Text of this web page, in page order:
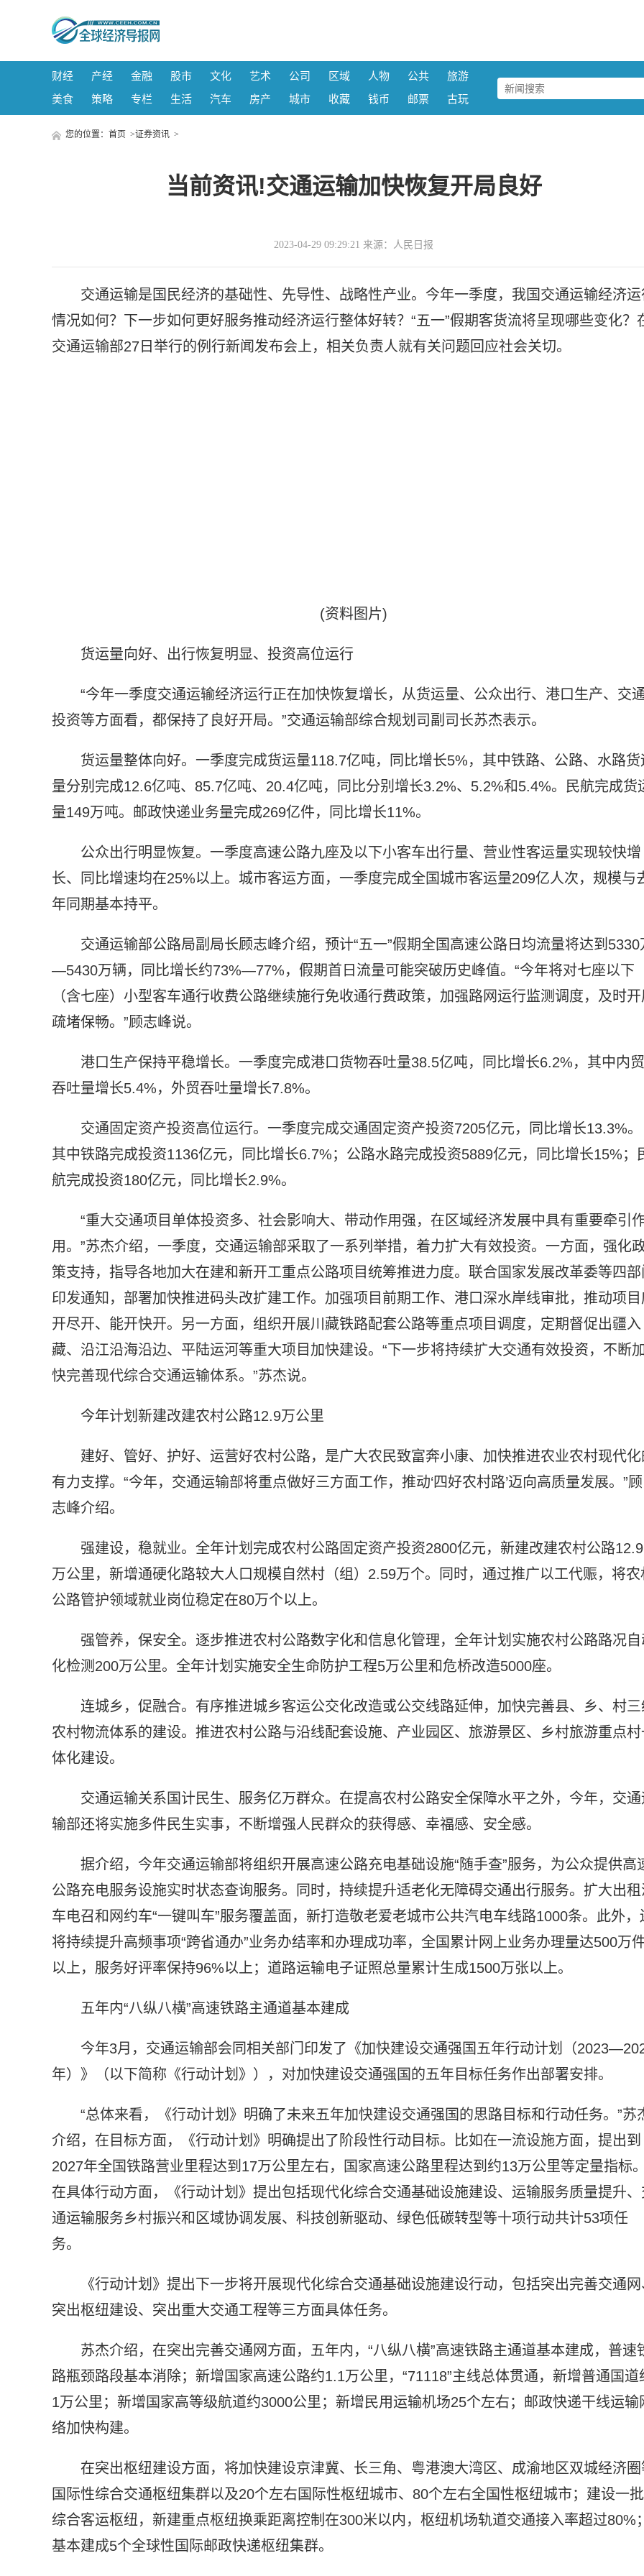
财经 产经 金融 股市 文化 艺术 公司 区域 人物 公共
旅游
美食
策略 专栏 生活 汽车 房产 城市 收藏 钱币 邮票 古玩
您的位置： 首页 >证券资讯 >
当前资讯!交通运输加快恢复开局良好
2023-04-29 09:29:21 来源：人民日报
交通运输是国民经济的基础性、先导性、战略性产业。今年一季度，我国交通运输经济运
情况如何？下一步如何更好服务推动经济运行整体好转？“五一”假期客货流将呈现哪些变化？
交通运输部27日举行的例行新闻发布会上，相关负责人就有关问题回应社会关切。
(资料图片)
货运量向好、出行恢复明显、投资高位运行
“今年一季度交通运输经济运行正在加快恢复增长，从货运量、公众出行、港口生产、交
投资等方面看，都保持了良好开局。”交通运输部综合规划司副司长苏杰表示。
货运量整体向好。一季度完成货运量118.7亿吨，同比增长5%，其中铁路、公路、水路货
量分别完成12.6亿吨、85.7亿吨、20.4亿吨，同比分别增长3.2%、5.2%和5.4%。民航完成货
量149万吨。邮政快递业务量完成269亿件，同比增长11%。
公众出行明显恢复。一季度高速公路九座及以下小客车出行量、营业性客运量实现较快增
长、同比增速均在25%以上。城市客运方面，一季度完成全国城市客运量209亿人次，规模与
年同期基本持平。
交通运输部公路局副局长顾志峰介绍，预计“五一”假期全国高速公路日均流量将达到5330
—5430万辆，同比增长约73%—77%，假期首日流量可能突破历史峰值。“今年将对七座以下
（含七座）小型客车通行收费公路继续施行免收通行费政策，加强路网运行监测调度，及时开
疏堵保畅。”顾志峰说。
港口生产保持平稳增长。一季度完成港口货物吞吐量38.5亿吨，同比增长6.2%，其中内贸
吞吐量增长5.4%，外贸吞吐量增长7.8%。
交通固定资产投资高位运行。一季度完成交通固定资产投资7205亿元，同比增长13.3%。
其中铁路完成投资1136亿元，同比增长6.7%；公路水路完成投资5889亿元，同比增长15%；
航完成投资180亿元，同比增长2.9%。
“重大交通项目单体投资多、社会影响大、带动作用强，在区域经济发展中具有重要牵引
用。”苏杰介绍，一季度，交通运输部采取了一系列举措，着力扩大有效投资。一方面，强化
策支持，指导各地加大在建和新开工重点公路项目统筹推进力度。联合国家发展改革委等四部
印发通知，部署加快推进码头改扩建工作。加强项目前期工作、港口深水岸线审批，推动项目
开尽开、能开快开。另一方面，组织开展川藏铁路配套公路等重点项目调度，定期督促出疆入
藏、沿江沿海沿边、平陆运河等重大项目加快建设。“下一步将持续扩大交通有效投资，不断加
快完善现代综合交通运输体系。”苏杰说。
今年计划新建改建农村公路12.9万公里
建好、管好、护好、运营好农村公路，是广大农民致富奔小康、加快推进农业农村现代化
有力支撑。“今年，交通运输部将重点做好三方面工作，推动‘四好农村路’迈向高质量发展。”顾
志峰介绍。
强建设，稳就业。全年计划完成农村公路固定资产投资2800亿元，新建改建农村公路12.9
万公里，新增通硬化路较大人口规模自然村（组）2.59万个。同时，通过推广以工代赈，将农
公路管护领域就业岗位稳定在80万个以上。
强管养，保安全。逐步推进农村公路数字化和信息化管理，全年计划实施农村公路路况自
化检测200万公里。全年计划实施安全生命防护工程5万公里和危桥改造5000座。
连城乡，促融合。有序推进城乡客运公交化改造或公交线路延伸，加快完善县、乡、村三
农村物流体系的建设。推进农村公路与沿线配套设施、产业园区、旅游景区、乡村旅游重点村
体化建设。
交通运输关系国计民生、服务亿万群众。在提高农村公路安全保障水平之外，今年，交通
输部还将实施多件民生实事，不断增强人民群众的获得感、幸福感、安全感。
据介绍，今年交通运输部将组织开展高速公路充电基础设施“随手查”服务，为公众提供高
公路充电服务设施实时状态查询服务。同时，持续提升适老化无障碍交通出行服务。扩大出租
车电召和网约车“一键叫车”服务覆盖面，新打造敬老爱老城市公共汽电车线路1000条。此外，
将持续提升高频事项“跨省通办”业务办结率和办理成功率，全国累计网上业务办理量达500万
以上，服务好评率保持96%以上；道路运输电子证照总量累计生成1500万张以上。
五年内“八纵八横”高速铁路主通道基本建成
今年3月，交通运输部会同相关部门印发了《加快建设交通强国五年行动计划（
年）》（以下简称《行动计划》），对加快建设交通强国的五年目标任务作出部署安排。
“总体来看，《行动计划》明确了未来五年加快建设交通强国的思路目标和行动任务。”苏
介绍，在目标方面，《行动计划》明确提出了阶段性行动目标。比如在一流设施方面，提出到
2027年全国铁路营业里程达到17万公里左右，国家高速公路里程达到约13万公里等定量指标。
在具体行动方面，《行动计划》提出包括现代化综合交通基础设施建设、运输服务质量提升、
通运输服务乡村振兴和区域协调发展、科技创新驱动、绿色低碳转型等十项行动共计53项任
务。
《行动计划》提出下一步将开展现代化综合交通基础设施建设行动，包括突出完善交通网
突出枢纽建设、突出重大交通工程等三方面具体任务。
苏杰介绍，在突出完善交通网方面，五年内，“八纵八横”高速铁路主通道基本建成，普速
路瓶颈路段基本消除；新增国家高速公路约1.1万公里，“71118”主线总体贯通，新增普通国道
1万公里；新增国家高等级航道约3000公里；新增民用运输机场25个左右；邮政快递干线运输
络加快构建。
在突出枢纽建设方面，将加快建设京津冀、长三角、粤港澳大湾区、成渝地区双城经济圈
国际性综合交通枢纽集群以及20个左右国际性枢纽城市、80个左右全国性枢纽城市；建设一批
综合客运枢纽，新建重点枢纽换乘距离控制在300米以内，枢纽机场轨道交通接入率超过80%；
基本建成5个全球性国际邮政快递枢纽集群。